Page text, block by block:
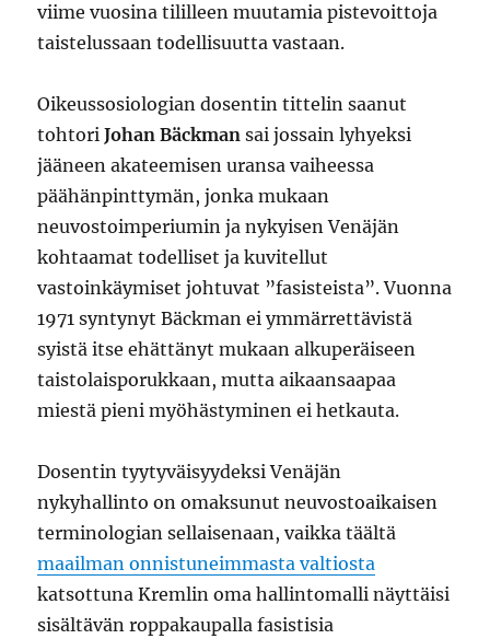
viime vuosina tililleen muutamia pistevoittoja
taistelussaan todellisuutta vastaan.
Oikeussosiologian dosentin tittelin saanut
tohtoriJohan Bäckman sai jossain lyhyeksi
jääneen akateemisen uransa vaiheessa
päähänpinttymän, jonka mukaan
neuvostoimperiumin ja nykyisen Venäjän
kohtaamat todelliset ja kuvitellut
vastoinkäymiset johtuvat ”fasisteista”. Vuonna
1971 syntynyt Bäckman ei ymmärrettävistä
syistä itse ehättänyt mukaan alkuperäiseen
taistolaisporukkaan, mutta aikaansaapaa
miestä pieni myöhästyminen ei hetkauta.
Dosentin tyytyväisyydeksi Venäjän
nykyhallinto on omaksunut neuvostoaikaisen
terminologian sellaisenaan, vaikka täältä
maailman onnistuneimmasta valtiosta
katsottuna Kremlin oma hallintomalli näyttäisi
sisältävän roppakaupalla fasistisia